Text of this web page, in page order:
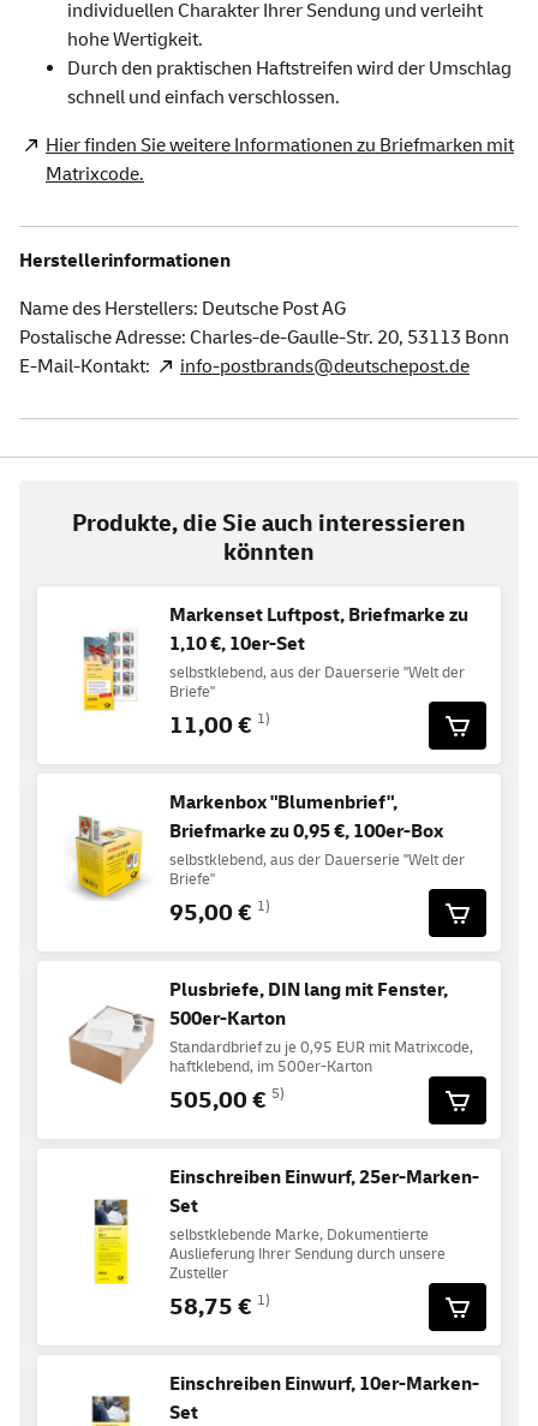
individuellen Charakter Ihrer Sendung und verleiht
hohe Wertigkeit.
Durch den praktischen Haftstreifen wird der Umschlag
schnell und einfach verschlossen.
Hier finden Sie weitere Informationen zu Briefmarken mit
Matrixcode.
Herstellerinformationen
Name des Herstellers: Deutsche Post AG
Postalische Adresse: Charles-de-Gaulle-Str. 20, 53113 Bonn
E-Mail-Kontakt:
info-postbrands@deutschepost.de
Produkte, die Sie auch interessieren
könnten
Markenset Luftpost, Briefmarke zu
1,10 €, 10er-Set
selbstklebend, aus der Dauerserie "Welt der
Briefe"
11,00 € 1)
Markenbox "Blumenbrief",
Briefmarke zu 0,95 €, 100er-Box
selbstklebend, aus der Dauerserie "Welt der
Briefe"
95,00 € 1)
Plusbriefe, DIN lang mit Fenster,
500er-Karton
Standardbrief zu je 0,95 EUR mit Matrixcode,
haftklebend, im 500er-Karton
505,00 € 5)
Einschreiben Einwurf, 25er-Marken-
Set
selbstklebende Marke, Dokumentierte
Auslieferung Ihrer Sendung durch unsere
Zusteller
58,75 € 1)
Einschreiben Einwurf, 10er-Marken-
Set